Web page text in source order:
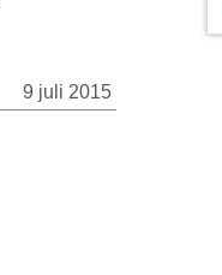
9 juli 2015